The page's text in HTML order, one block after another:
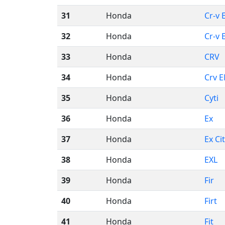
31
Honda
Cr-v
32
Honda
Cr-v
33
Honda
CRV
34
Honda
Crv
35
Honda
Cyti
36
Honda
Ex
37
Honda
Ex
38
Honda
EXL
39
Honda
Fir
40
Honda
Firt
41
Honda
Fit